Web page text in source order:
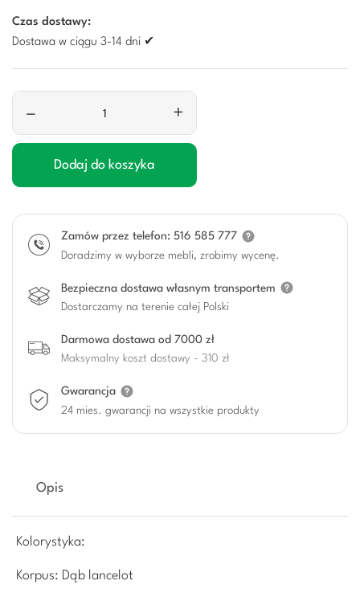
Czas dostawy:
Dostawa w ciągu 3-14 dni ✔
– +
Dodaj do koszyka
Zamów przez telefon: 516 585 777
Doradzimy w wyborze mebli, zrobimy wycenę.
Bezpieczna dostawa własnym transportem
Dostarczamy na terenie całej Polski
Darmowa dostawa od 7000 zł
Maksymalny koszt dostawy - 310 zł
Gwarancja
24 mies. gwarancji na wszystkie produkty
Opis
Kolorystyka:
Korpus: Dąb lancelot